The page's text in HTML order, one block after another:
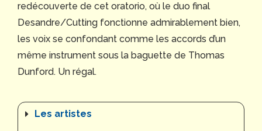
redécouverte de cet oratorio, où le duo final
Desandre/Cutting fonctionne admirablement bien,
les voix se confondant comme les accords d’un
même instrument sous la baguette de Thomas
Dunford. Un régal.
Les artistes